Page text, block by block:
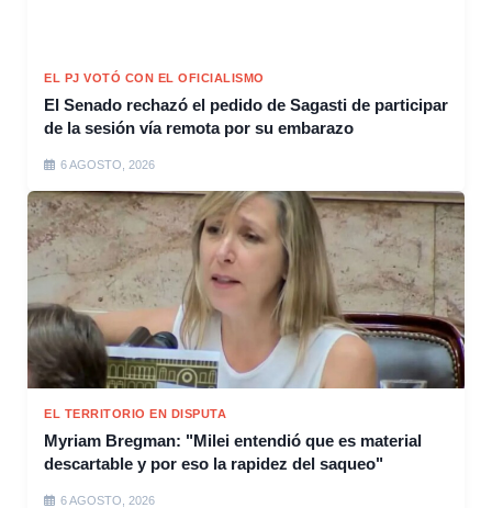
EL PJ VOTÓ CON EL OFICIALISMO
El Senado rechazó el pedido de Sagasti de participar
de la sesión vía remota por su embarazo
6 AGOSTO, 2026
EL TERRITORIO EN DISPUTA
Myriam Bregman: "Milei entendió que es material
descartable y por eso la rapidez del saqueo"
6 AGOSTO, 2026